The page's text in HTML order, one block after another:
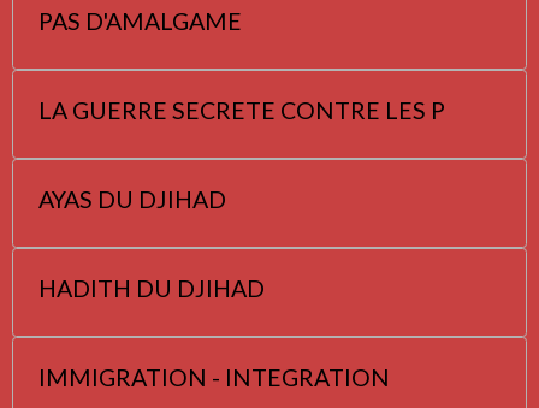
PAS D'AMALGAME
LA GUERRE SECRETE CONTRE LES P
AYAS DU DJIHAD
HADITH DU DJIHAD
IMMIGRATION - INTEGRATION